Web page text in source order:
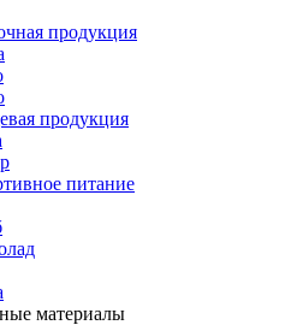
продукция
продукция
питание
материалы